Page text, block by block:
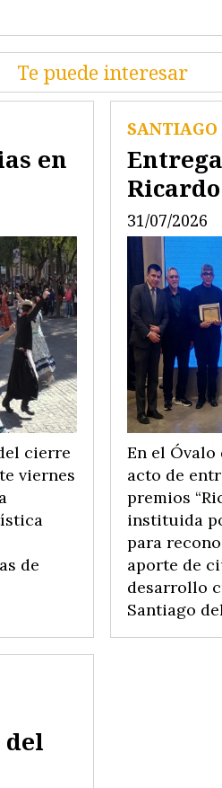
Te puede interesar
en
cierre
viernes
de
SANTIAGO
31/07/2026
En el Óvalo
acto de
premios
instituida
para
aporte de
desarrollo
Santiago
del